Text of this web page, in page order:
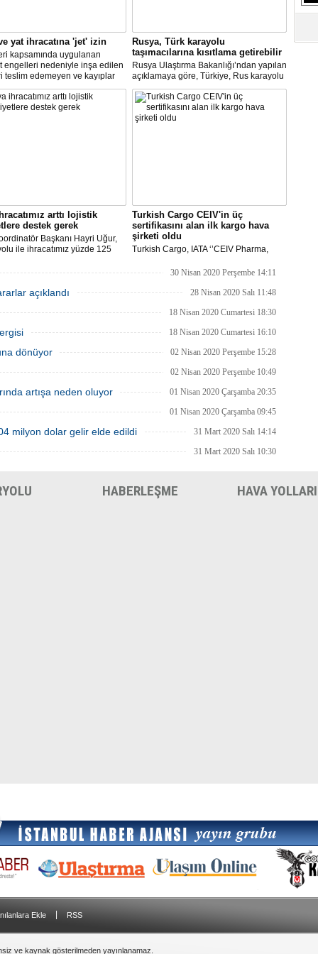
yat ihracatına 'jet' izin
kapsamında uygulanan
engelleri nedeniyle inşa edilen
teslim edemeyen ve kayıplar
tersanecilere Ticaret
izni ile yabancı alıcılar
uçakla Türkiye'ye getirilecek ve
Rusya, Türk karayolu
taşımacılarına kısıtlama getirebilir
Rusya Ulaştırma Bakanlığı’ndan yapılan
açıklamaya göre, Türkiye, Rus karayolu
taşımacıları için mevcut kısıtlamaları
kaldırmazsa, bugün saat 23.00 itibariyle
Türk taşımacılara kısıtlama getirilebilir.
arttı lojistik
destek gerek
Başkanı Hayri Uğur,
ile ihracatımız yüzde 125
süreçte, hükümetimizden
ve teşvikler sağlamasını
Turkish Cargo CEIV'in üç
sertifikasını alan ilk kargo hava
şirketi oldu
Turkish Cargo, IATA ‘’CEIV Pharma,
üçüne birden sahip olan ilk hava kargo
30 Nisan 2020 Perşembe 14:11
açıklandı 28 Nisan 2020 Salı 11:48
18 Nisan 2020 Cumartesi 18:30
18 Nisan 2020 Cumartesi 16:10
dönüyor 02 Nisan 2020 Perşembe 15:28
02 Nisan 2020 Perşembe 10:49
artışa neden oluyor 01 Nisan 2020 Çarşamba 20:35
01 Nisan 2020 Çarşamba 09:45
milyon dolar gelir elde edildi 31 Mart 2020 Salı 14:14
31 Mart 2020 Salı 10:30
HABERLEŞME HAVA YOLLARI
Ekle RSS
ve kaynak gösterilmeden yayınlanamaz.